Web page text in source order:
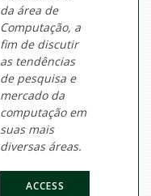
da área de
Computação, a
fim de discutir
as tendências
de pesquisa e
mercado da
computação em
suas mais
diversas áreas.
ACCESS